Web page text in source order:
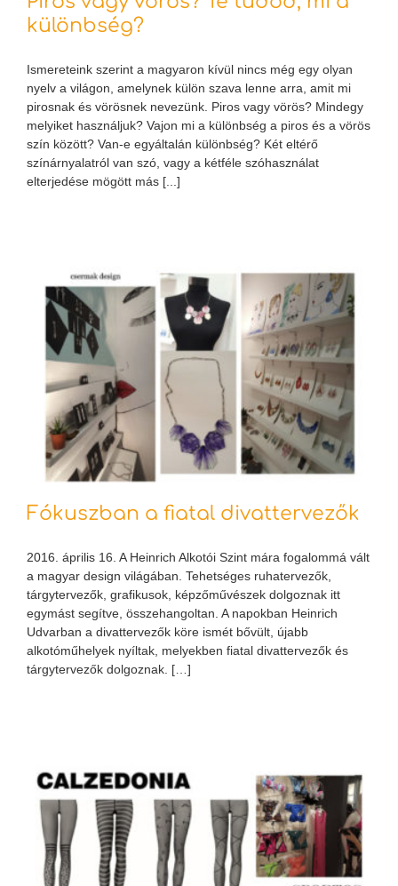
különbség?
Ismereteink szerint a magyaron kívül nincs még egy olyan
nyelv a világon, amelynek külön szava lenne arra, amit mi
pirosnak és vörösnek nevezünk. Piros vagy vörös? Mindegy
melyiket használjuk? Vajon mi a különbség a piros és a vörös
szín között? Van-e egyáltalán különbség? Két eltérő
színárnyalatról van szó, vagy a kétféle szóhasználat
elterjedése mögött más [...]
Fókuszban a fiatal divattervezők
2016. április 16. A Heinrich Alkotói Szint mára fogalommá vált
a magyar design világában. Tehetséges ruhatervezők,
tárgytervezők, grafikusok, képzőművészek dolgoznak itt
egymást segítve, összehangoltan. A napokban Heinrich
Udvarban a divattervezők köre ismét bővült, újabb
alkotóműhelyek nyíltak, melyekben fiatal divattervezők és
tárgytervezők dolgoznak. […]